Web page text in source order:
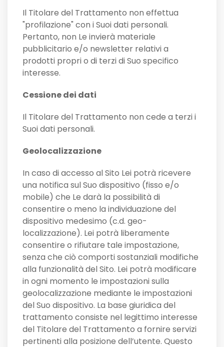
Il Titolare del Trattamento non effettua
"profilazione" con i Suoi dati personali.
Pertanto, non Le invierà materiale
pubblicitario e/o newsletter relativi a
prodotti propri o di terzi di Suo specifico
interesse.
Cessione dei dati
Il Titolare del Trattamento non cede a terzi i
Suoi dati personali.
Geolocalizzazione
In caso di accesso al Sito Lei potrà ricevere
una notifica sul Suo dispositivo (fisso e/o
mobile) che Le darà la possibilità di
consentire o meno la individuazione del
dispositivo medesimo (c.d. geo-
localizzazione). Lei potrà liberamente
consentire o rifiutare tale impostazione,
senza che ciò comporti sostanziali modifiche
alla funzionalità del Sito. Lei potrà modificare
in ogni momento le impostazioni sulla
geolocalizzazione mediante le impostazioni
del Suo dispositivo. La base giuridica del
trattamento consiste nel legittimo interesse
del Titolare del Trattamento a fornire servizi
pertinenti alla posizione dell’utente. Questo